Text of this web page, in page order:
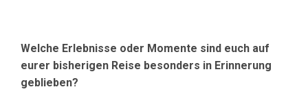
Welche Erlebnisse oder Momente sind euch auf
eurer bisherigen Reise besonders in Erinnerung
geblieben?